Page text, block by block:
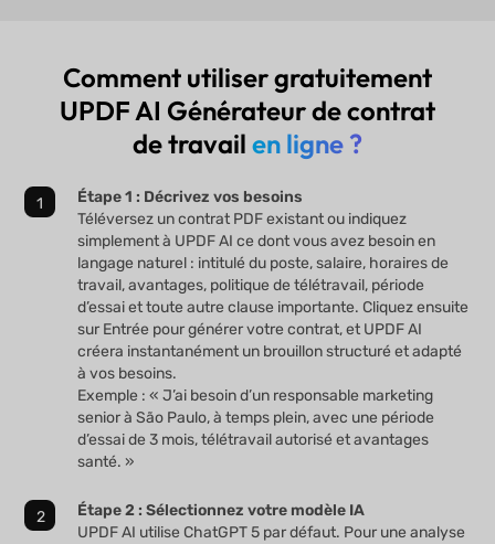
Comment utiliser gratuitement
UPDF AI Générateur de contrat
de travail en ligne ?
Étape 1 : Décrivez vos besoins
Téléversez un contrat PDF existant ou indiquez
simplement à UPDF AI ce dont vous avez besoin en
langage naturel : intitulé du poste, salaire, horaires de
travail, avantages, politique de télétravail, période
d’essai et toute autre clause importante. Cliquez ensuite
sur Entrée pour générer votre contrat, et UPDF AI
créera instantanément un brouillon structuré et adapté
à vos besoins.
Exemple : « J’ai besoin d’un responsable marketing
senior à São Paulo, à temps plein, avec une période
d’essai de 3 mois, télétravail autorisé et avantages
santé. »
Étape 2 : Sélectionnez votre modèle IA
UPDF AI utilise ChatGPT 5 par défaut. Pour une analyse